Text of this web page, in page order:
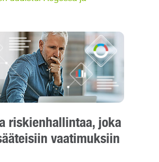
riskienhallintaa, joka
vaatimuksiin